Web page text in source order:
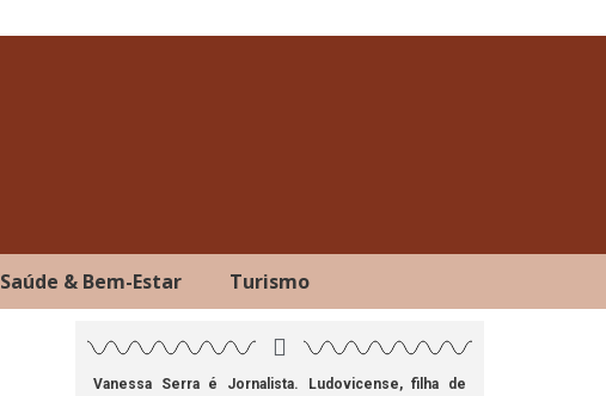
Saúde & Bem-Estar Turismo
Vanessa Serra é Jornalista. Ludovicense, filha de